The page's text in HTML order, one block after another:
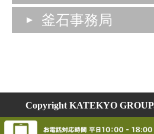
釜石事務局
Copyright KATEKYO